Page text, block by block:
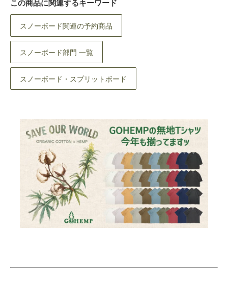
この商品に関連するキーワード
スノーボード関連の予約商品
スノーボード部門 一覧
スノーボード・スプリットボード